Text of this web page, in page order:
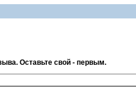
Оставьте свой - первым.